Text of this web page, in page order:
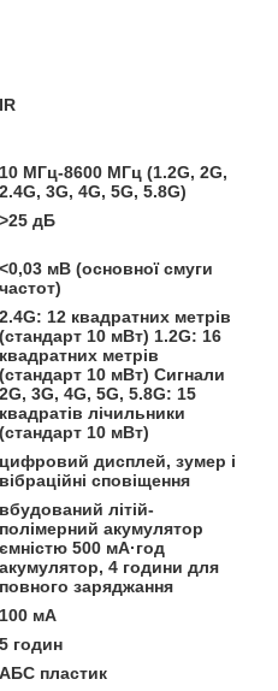
IR
10 МГц-8600 МГц (1.2G, 2G,
2.4G, 3G, 4G, 5G, 5.8G)
>25 дБ
<0,03 мВ (основної смуги
частот)
2.4G: 12 квадратних метрів
(стандарт 10 мВт) 1.2G: 16
квадратних метрів
(стандарт 10 мВт) Сигнали
2G, 3G, 4G, 5G, 5.8G: 15
квадратів лічильники
(стандарт 10 мВт)
цифровий дисплей, зумер і
вібраційні сповіщення
вбудований літій-
полімерний акумулятор
ємністю 500 мА·год
акумулятор, 4 години для
повного заряджання
100 мА
5 годин
АБС пластик